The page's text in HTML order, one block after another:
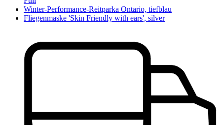
Winter-Performance-Reitparka Ontario, tiefblau
Fliegenmaske 'Skin Friendly with ears', silver